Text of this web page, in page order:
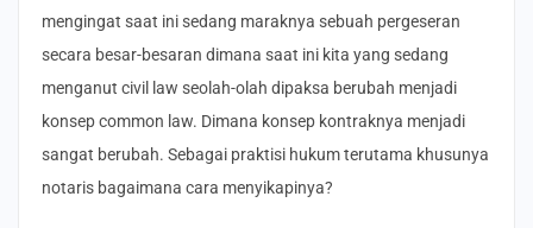
mengingat saat ini sedang maraknya sebuah pergeseran
secara besar-besaran dimana saat ini kita yang sedang
menganut civil law seolah-olah dipaksa berubah menjadi
konsep common law. Dimana konsep kontraknya menjadi
sangat berubah. Sebagai praktisi hukum terutama khusunya
notaris bagaimana cara menyikapinya?